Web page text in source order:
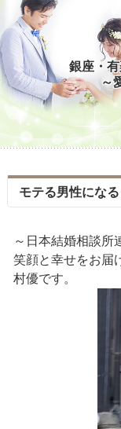
銀座・
～
モテる男性にな
～日本結婚相談所
笑顔と幸せをお届
村優です。